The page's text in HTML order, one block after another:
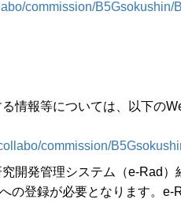
commission/B5Gsokushin/
情報等については、以下の
commission/
開発管理システム（e-Rad
の登録が必要となります。